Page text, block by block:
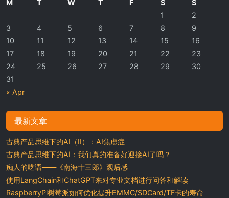
M
T W T F S S
« Apr
1
2
3
4 5 6 7 8
9
10
11 12 13 14 15
16
17
18 19 20 21 22
23
24
25 26 27 28 29
30
31
最新文章
古典产品思维下的AI（II）：AI焦虑症
古典产品思维下的AI：我们真的准备好迎接AI了吗？
痴人的呓语——《南海十三郎》观后感
使用LangChain和ChatGPT来对专业文档进行问答和解读
RaspberryPi树莓派如何优化提升EMMC/SDCard/TF卡的寿命